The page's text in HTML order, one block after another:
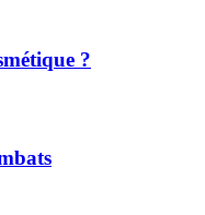
?